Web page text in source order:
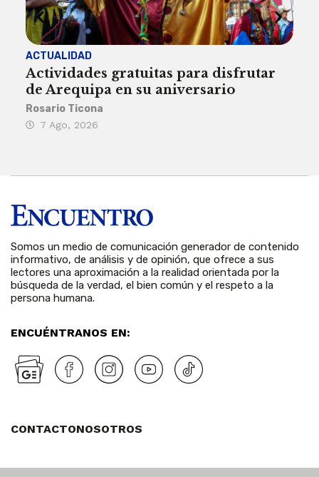
ACTUALIDAD
Actividades gratuitas para disfrutar
de Arequipa en su aniversario
Rosario Ticona
7 Ago, 2026
Somos un medio de comunicación generador de contenido
informativo, de análisis y de opinión, que ofrece a sus
lectores una aproximación a la realidad orientada por la
búsqueda de la verdad, el bien común y el respeto a la
persona humana.
ENCUÉNTRANOS EN:
CONTACTONOSOTROS